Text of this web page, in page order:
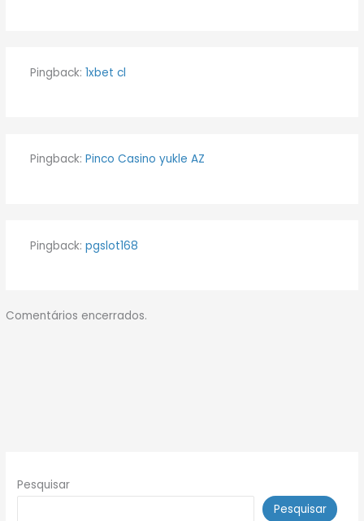
Pingback: 1xbet cl
Pingback: Pinco Casino yukle AZ
Pingback: pgslot168
Comentários encerrados.
Pesquisar
Pesquisar